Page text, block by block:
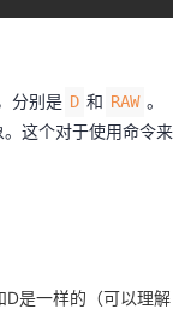
分别是 D 和 RAW 。
这个对于使用命令来
是一样的（可以理解